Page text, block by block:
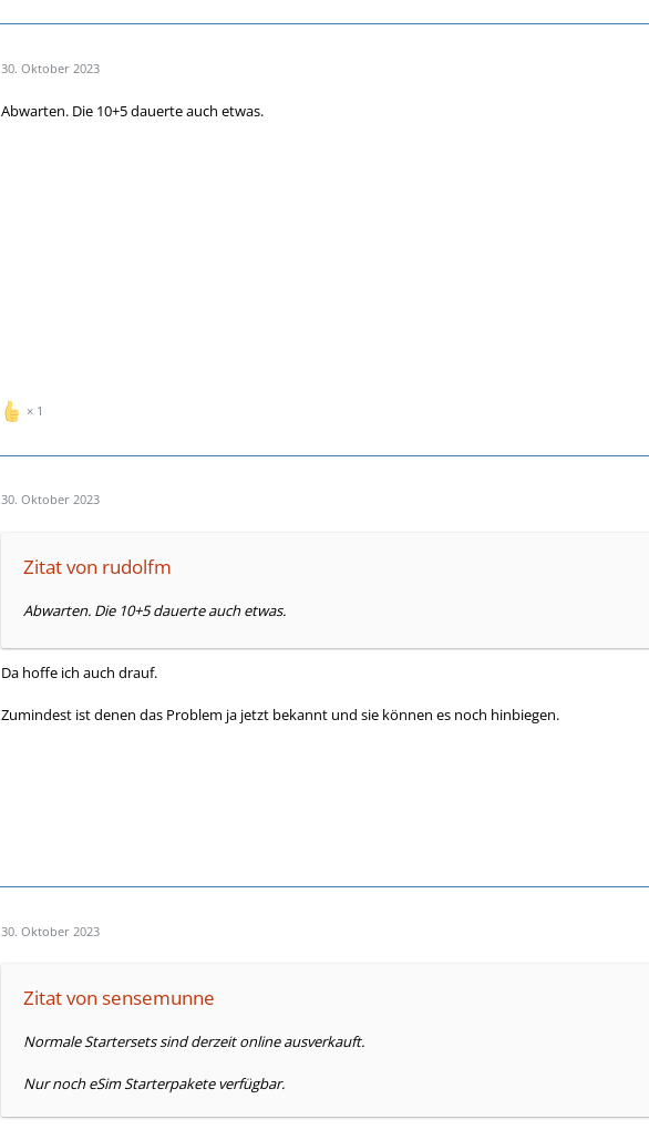
30. Oktober 2023
Abwarten. Die 10+5 dauerte auch etwas.
1
30. Oktober 2023
Zitat von rudolfm
Abwarten. Die 10+5 dauerte auch etwas.
Da hoffe ich auch drauf.
Zumindest ist denen das Problem ja jetzt bekannt und sie können es noch hinbiegen.
30. Oktober 2023
Zitat von sensemunne
Normale Startersets sind derzeit online ausverkauft.
Nur noch eSim Starterpakete verfügbar.